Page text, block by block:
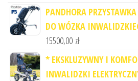
PANDHORA
DO WÓZKA
15500,00 zł
* EKSKLUZYWNY I
INWALIDZKI